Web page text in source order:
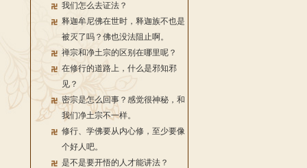
我们怎么去证法？
释迦牟尼佛在世时，释迦族不也是
被灭了吗？佛也没法阻止啊。
禅宗和净土宗的区别在哪里呢？
在修行的道路上，什么是邪知邪
见？
密宗是怎么回事？感觉很神秘，和
我们净土宗不一样。
修行、学佛要从内心修，至少要像
个好人吧。
是不是要开悟的人才能讲法？